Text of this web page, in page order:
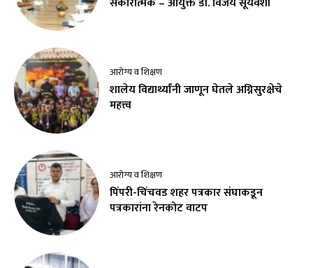
आरोग्य व शिक्षण
शालेय विद्यार्थ्यांनी जाणून घेतले अग्निसुरक्षेचे
महत्त्व
आरोग्य व शिक्षण
पिंपरी-चिंचवड शहर पत्रकार संघाकडून
पत्रकारांना रेनकोट वाटप